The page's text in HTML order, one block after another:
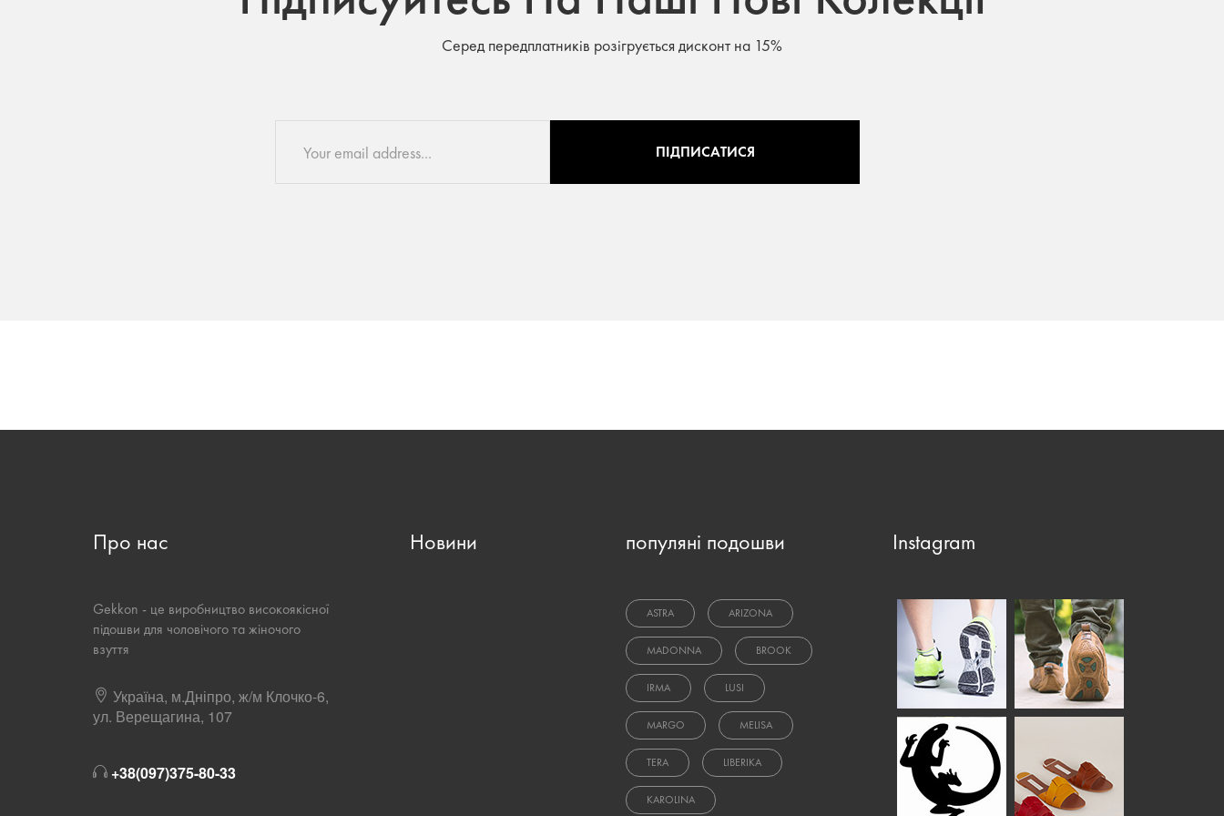
Серед передплатників розігрується дисконт на 15%
ПІДПИСАТИСЯ
Про нас
Gekkon - це виробництво високоякісної
підошви для чоловічого та жіночого
взуття
Україна, м.Дніпро, ж/м Клочко-6,
ул. Верещагина, 107
+38(097)375-80-33
Новини популяні подошви
ASTRA ARIZONA
MADONNA BROOK
IRMA LUSI
MARGO MELISA
TERA LIBERIKA
KAROLINA
Instagram